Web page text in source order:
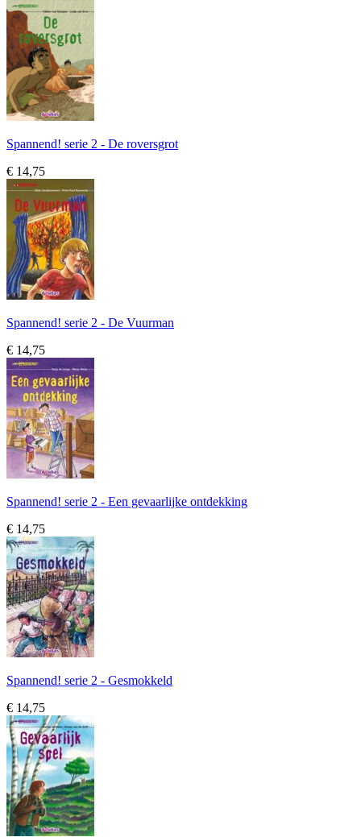
Spannend! serie 2 - De roversgrot
€ 14,75
Spannend! serie 2 - De Vuurman
€ 14,75
Spannend! serie 2 - Een gevaarlijke ontdekking
€ 14,75
Spannend! serie 2 - Gesmokkeld
€ 14,75